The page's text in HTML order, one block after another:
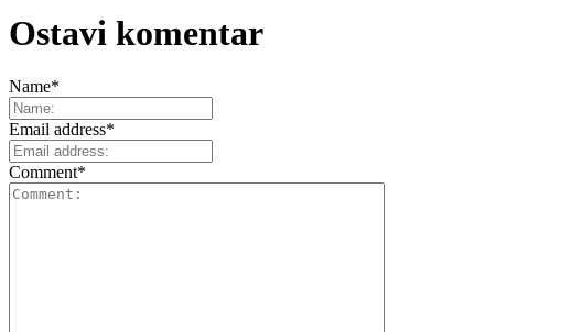
Ostavi komentar
Name*
Email address*
Comment*